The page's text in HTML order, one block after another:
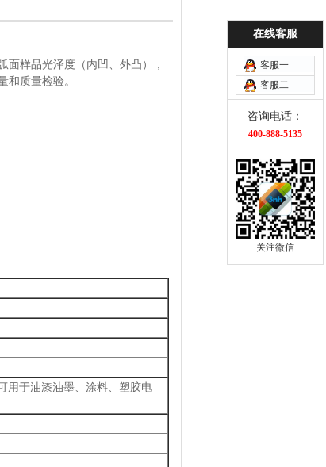
面样品光泽度（内凹、外凸），
和质量检验。
用于油漆油墨、涂料、塑胶电
在线客服
客服一
客服二
咨询电话：
400-888-5135
关注微信